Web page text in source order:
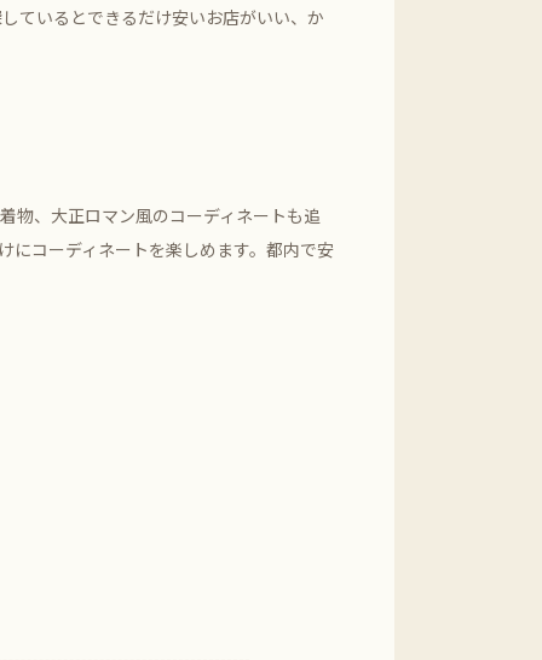
ているとできるだけ安いお店がいい、か
物、大正ロマン風のコーディネートも追
にコーディネートを楽しめます。都内で安